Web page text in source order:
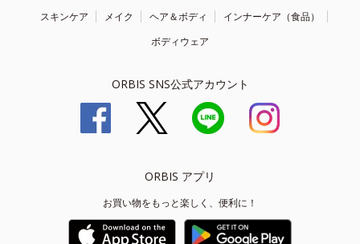
スキンケア メイク ヘア＆ボディ
インナーケア（食品）
ボディウェア
ORBIS SNS公式アカウント
ORBIS アプリ
お買い物をもっと楽しく、便利に！